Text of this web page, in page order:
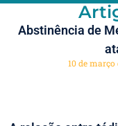
Abstinência de
10 de março